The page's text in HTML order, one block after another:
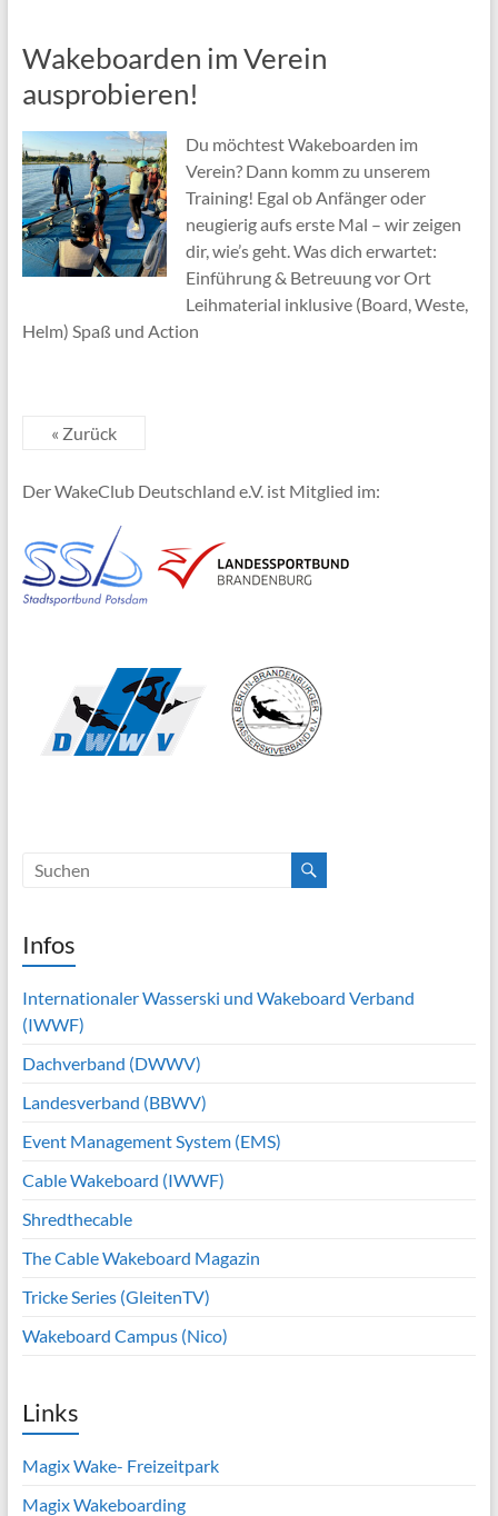
Wakeboarden im Verein
ausprobieren!
Du möchtest Wakeboarden im
Verein? Dann komm zu unserem
Training! Egal ob Anfänger oder
neugierig aufs erste Mal – wir zeigen
dir, wie’s geht. Was dich erwartet:
Einführung & Betreuung vor Ort
Leihmaterial inklusive (Board, Weste,
Helm) Spaß und Action
« Zurück
Der WakeClub Deutschland e.V. ist Mitglied im:
Infos
Internationaler Wasserski und Wakeboard Verband
(IWWF)
Dachverband (DWWV)
Landesverband (BBWV)
Event Management System (EMS)
Cable Wakeboard (IWWF)
Shredthecable
The Cable Wakeboard Magazin
Tricke Series (GleitenTV)
Wakeboard Campus (Nico)
Links
Magix Wake- Freizeitpark
Magix Wakeboarding